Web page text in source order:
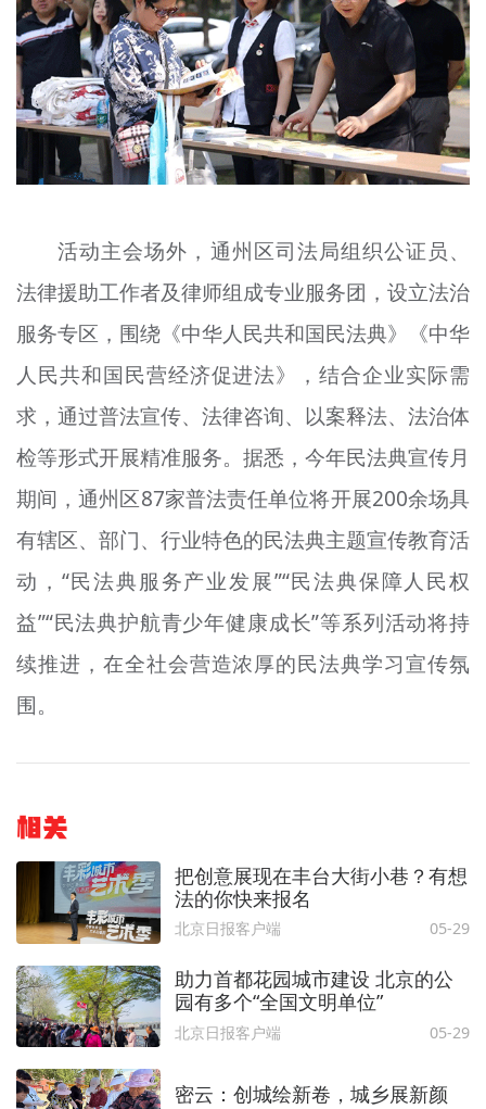
活动主会场外，通州区司法局组织公证员、
法律援助工作者及律师组成专业服务团，设立法治
服务专区，围绕《中华人民共和国民法典》《中华
人民共和国民营经济促进法》，结合企业实际需
求，通过普法宣传、法律咨询、以案释法、法治体
检等形式开展精准服务。据悉，今年民法典宣传月
期间，通州区87家普法责任单位将开展200余场具
有辖区、部门、行业特色的民法典主题宣传教育活
动，“民法典服务产业发展”“民法典保障人民权
益”“民法典护航青少年健康成长”等系列活动将持
续推进，在全社会营造浓厚的民法典学习宣传氛
围。
相关
把创意展现在丰台大街小巷？有想
法的你快来报名
北京日报客户端 05-29
助力首都花园城市建设 北京的公
园有多个“全国文明单位”
北京日报客户端 05-29
密云：创城绘新卷，城乡展新颜